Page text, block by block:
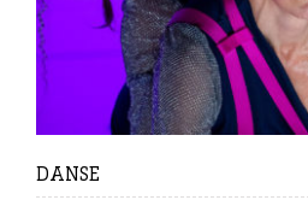
DANSE